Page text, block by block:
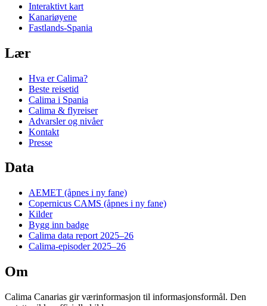
Interaktivt kart
Kanariøyene
Fastlands-Spania
Lær
Hva er Calima?
Beste reisetid
Calima i Spania
Calima & flyreiser
Advarsler og nivåer
Kontakt
Presse
Data
AEMET (åpnes i ny fane)
Copernicus CAMS (åpnes i ny fane)
Kilder
Bygg inn badge
Calima data report 2025–26
Calima-episoder 2025–26
Om
Calima Canarias gir værinformasjon til informasjonsformål. Den